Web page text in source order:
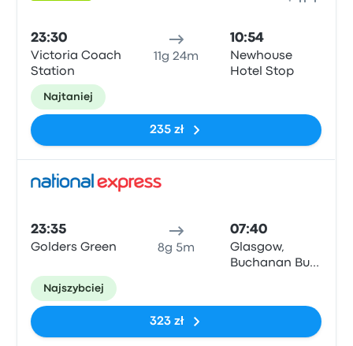
23:30
Victoria Coach
Station
11g 24m
10:54
Newhouse
Hotel Stop
Najtaniej
235 zł
23:35
Golders Green 8g 5m
07:40
Glasgow,
Buchanan Bus
Najszybciej
323 zł